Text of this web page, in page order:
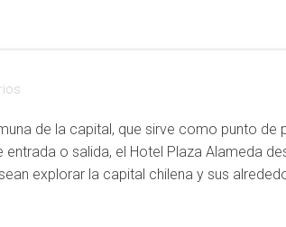
de la capital, que sirve como punto de
o salida, el Hotel Plaza Alameda
explorar la capital chilena y sus